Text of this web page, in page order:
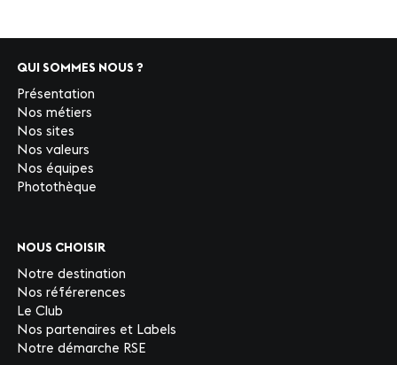
QUI SOMMES NOUS ?
Présentation
Nos métiers
Nos sites
Nos valeurs
Nos équipes
Photothèque
NOUS CHOISIR
Notre destination
Nos référerences
Le Club
Nos partenaires et Labels
Notre démarche RSE